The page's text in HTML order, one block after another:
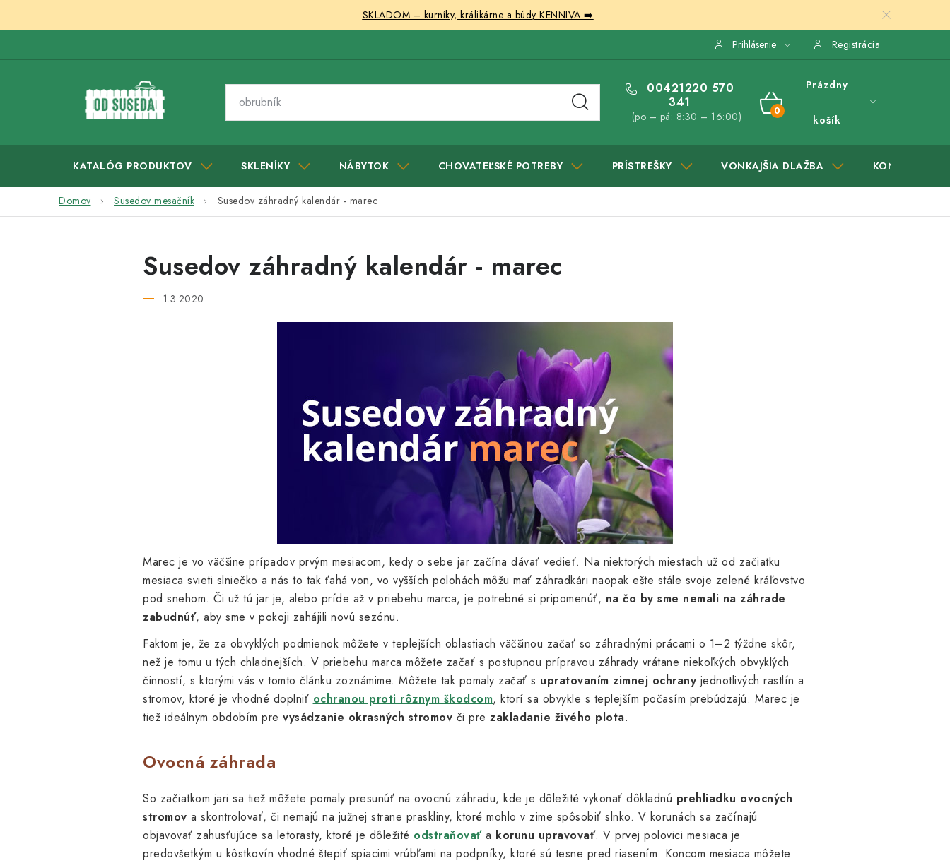
SKLADOM – kurníky, králikárne a búdy KENNIVA ➡️
Prihlásenie Registrácia
00421220 570
341
(po – pá: 8:30 – 16:00)
NÁKUPNÝ
Prázdny
košík
KATALÓG PRODUKTOV SKLENÍKY NÁBYTOK CHOVATEĽSKÉ POTREBY PRÍSTREŠKY VONKAJŠIA DLAŽBA KONTAKTY
Domov Susedov mesačník Susedov záhradný kalendár - marec
Susedov záhradný kalendár - marec
1.3.2020
Marec je vo väčšine prípadov prvým mesiacom, kedy o sebe jar začína dávať vedieť. Na niektorých miestach už od začiatku
mesiaca svieti slniečko a nás to tak ťahá von, vo vyšších polohách môžu mať záhradkári naopak ešte stále svoje zelené kráľovstvo
pod snehom. Či už tú jar je, alebo príde až v priebehu marca, je potrebné si pripomenúť, na čo by sme nemali na záhrade
zabudnúť, aby sme v pokoji zahájili novú sezónu.
Faktom je, že za obvyklých podmienok môžete v teplejších oblastiach väčšinou začať so záhradnými prácami o 1–2 týždne skôr,
než je tomu u tých chladnejších. V priebehu marca môžete začať s postupnou prípravou záhrady vrátane niekoľkých obvyklých
činností, s ktorými vás v tomto článku zoznámime. Môžete tak pomaly začať s upratovaním zimnej ochrany jednotlivých rastlín a
stromov, ktoré je vhodné doplniť ochranou proti rôznym škodcom, ktorí sa obvykle s teplejším počasím prebúdzajú. Marec je
tiež ideálnym obdobím pre vysádzanie okrasných stromov či pre zakladanie živého plota.
Ovocná záhrada
So začiatkom jari sa tiež môžete pomaly presunúť na ovocnú záhradu, kde je dôležité vykonať dôkladnú prehliadku ovocných
stromov a skontrolovať, či nemajú na južnej strane praskliny, ktoré mohlo v zime spôsobiť slnko. V korunách sa začínajú
objavovať zahusťujúce sa letorasty, ktoré je dôležité odstraňovaťa korunu upravovať. V prvej polovici mesiaca je
predovšetkým u kôstkovín vhodné štepiť spiacimi vrúbľami na podpníky, ktoré sú tesne pred riasením. Koncom mesiaca môžete